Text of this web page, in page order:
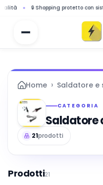
protetto con sistema di
Home › Saldatore e
CATEGORIA
Saldatore
21prodotti
Prodotti21